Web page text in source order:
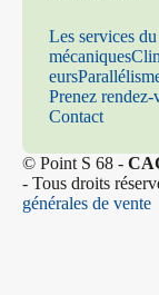
Les services
mécaniques
eurs
Prenez rendez-
Contact
© Point S 68 -
- Tous droits
générales de vente